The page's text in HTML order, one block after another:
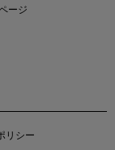
ージ
リシー